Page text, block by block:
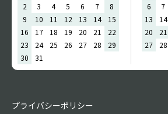
2
3 4 5 6 7
8
9
10 11 12 13 14
15
16
17 18 19 20 21
22
23
24 25 26 27 28
29
30
31
6
7
13
14
20
21
27
28
プライバシーポリシー